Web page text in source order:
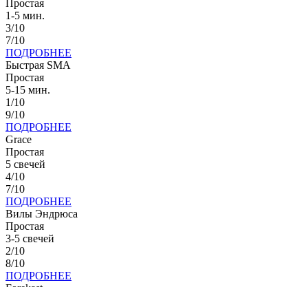
Простая
1-5 мин.
3/10
7/10
ПОДРОБНЕЕ
Быстрая SMA
Простая
5-15 мин.
1/10
9/10
ПОДРОБНЕЕ
Grace
Простая
5 свечей
4/10
7/10
ПОДРОБНЕЕ
Вилы Эндрюса
Простая
3-5 свечей
2/10
8/10
ПОДРОБНЕЕ